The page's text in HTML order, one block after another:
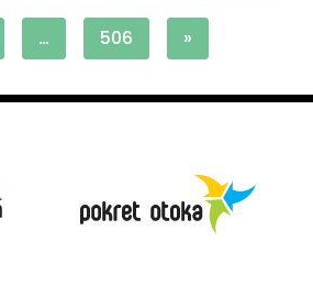
… 506 »